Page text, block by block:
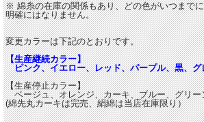
※ 綿糸の在庫の関係もあり、どの色がいつまで
明確にはなりません。
変更カラーは下記のとおりです。
【生産継続カラー】
ピンク、イエロー、レッド、パープル、黒、グ
【生産停止カラー】
ベージュ、オレンジ、カーキ、ブルー、グリー
(綿先丸カーキは完売、絹綿は当店在庫限り）